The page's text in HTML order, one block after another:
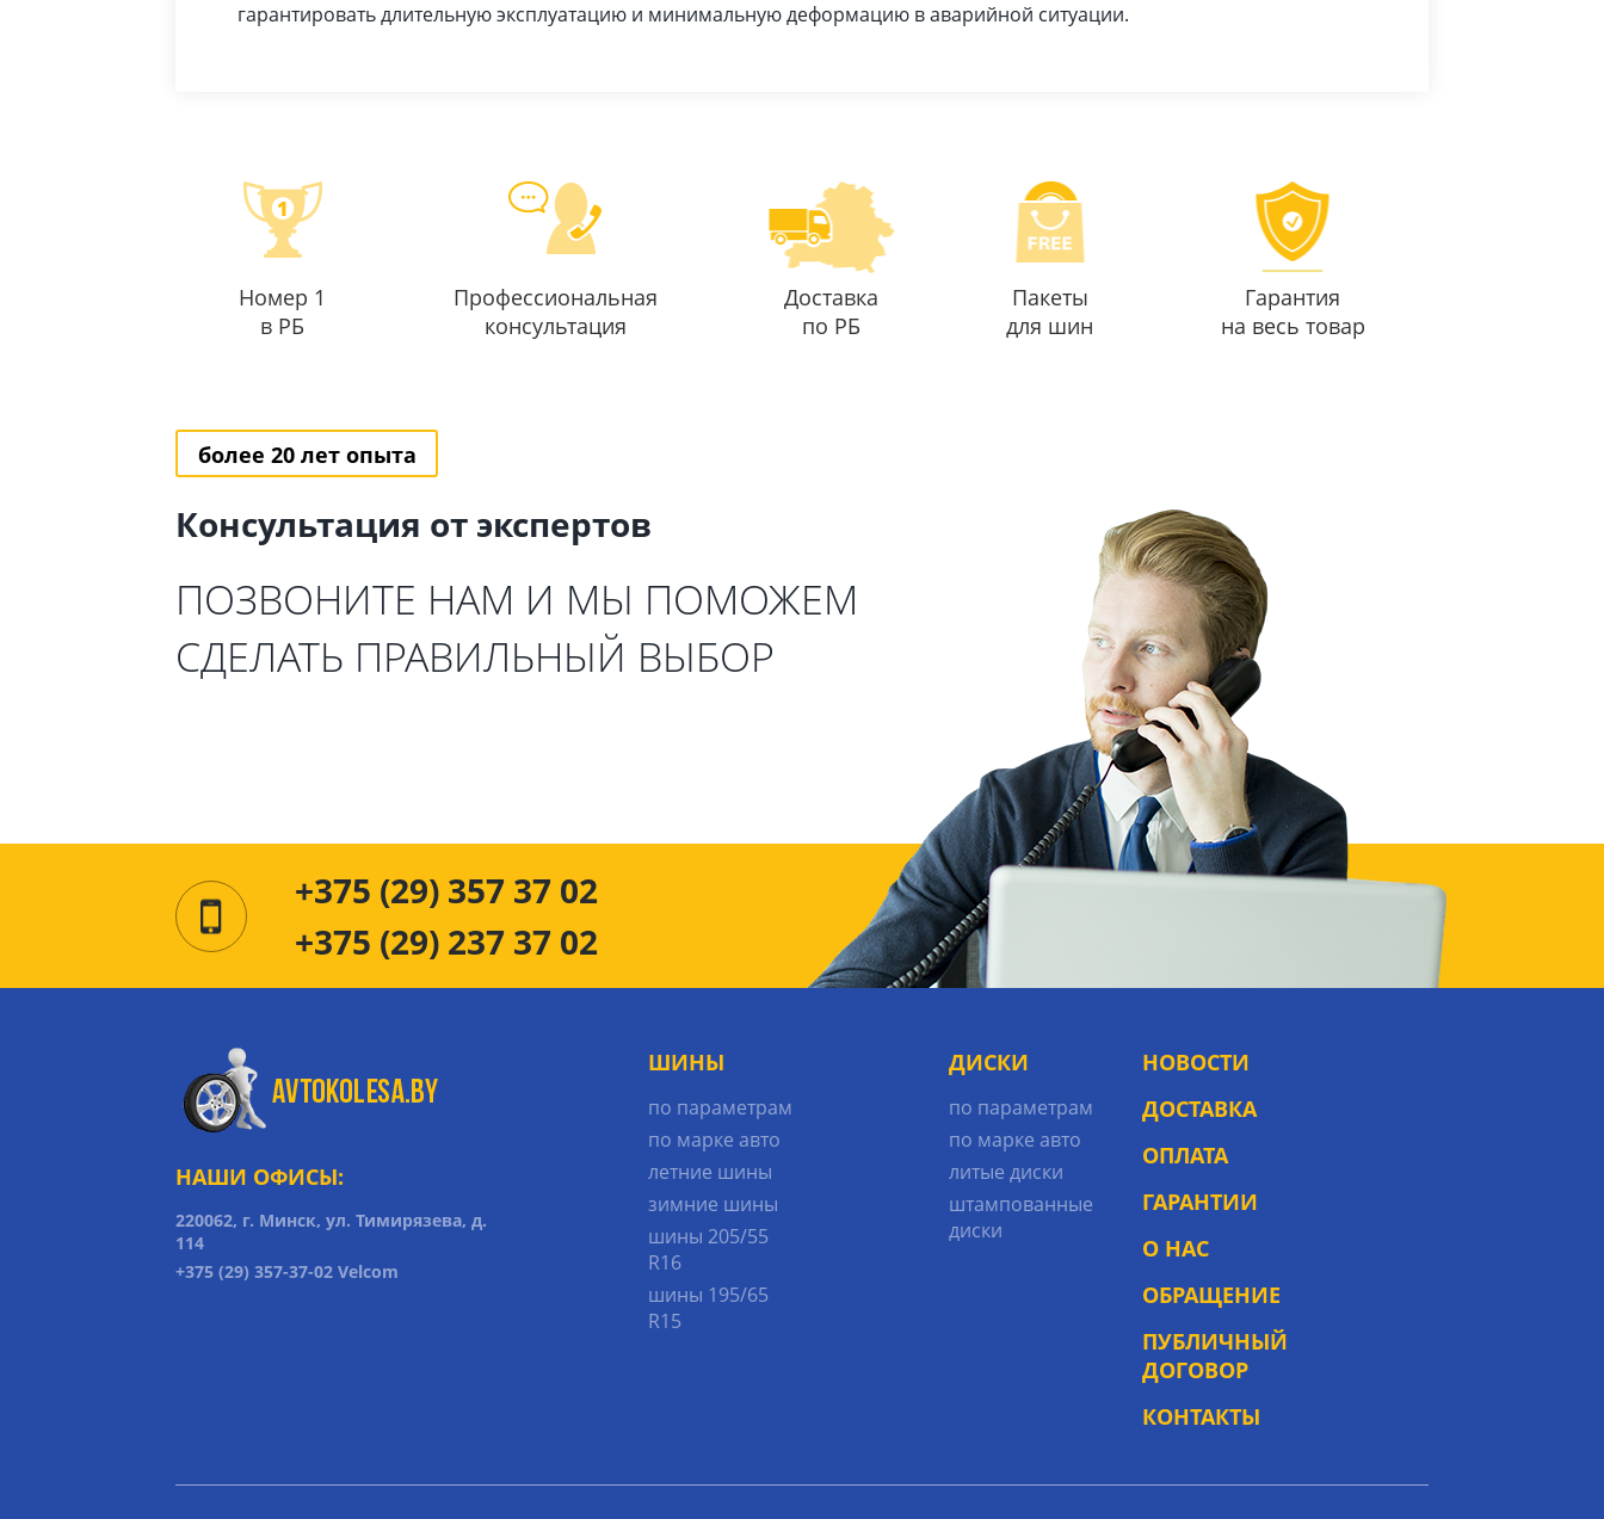
гарантировать длительную эксплуатацию и минимальную деформацию в аварийной ситуации.
Номер 1
в РБ
Профессиональная
консультация
Доставка
по РБ
Пакеты
для шин
Гарантия
на весь товар
более 20 лет опыта
Консультация от экспертов
ПОЗВОНИТЕ НАМ И МЫ ПОМОЖЕМ
СДЕЛАТЬ ПРАВИЛЬНЫЙ ВЫБОР
+375 (29) 357 37 02
+375 (29) 237 37 02
НАШИ ОФИСЫ:
220062, г. Минск, ул. Тимирязева, д.
114
+375 (29) 357-37-02 Velcom
ШИНЫ
по параметрам
по марке авто
летние шины
зимние шины
шины 205/55
R16
шины 195/65
R15
ДИСКИ
по параметрам
по марке авто
литые диски
штампованные
диски
НОВОСТИ
ДОСТАВКА
ОПЛАТА
ГАРАНТИИ
О НАС
ОБРАЩЕНИЕ
ПУБЛИЧНЫЙ
ДОГОВОР
КОНТАКТЫ